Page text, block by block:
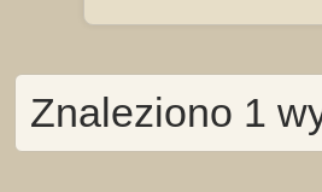
Znaleziono 1